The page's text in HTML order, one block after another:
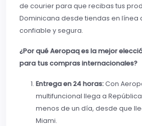
de courier para que recibas tus
Dominicana desde tiendas en línea
confiable y segura.
¿Por qué Aeropaq es la mejor
para tus compras internacionales?
Entrega en 24 horas:Con
multifuncional llega a
menos de un día, desde que
Miami.